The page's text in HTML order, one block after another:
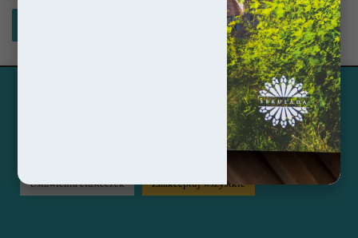
© Copyright 2014 - 2026, All Rights Reserved by sekulada.com
PinterestInstagram
Ta strona korzysta z ciasteczek, aby świadczyć usługi na
najwyższym poziomie. Klikając opcję "Zaakceptuj wszystkie"
zgadzasz się na użycie wszystkich ciasteczek. Możesz również
przejść do "Ustawień Ciasteczek", aby zgodzić się tylko na
Czytaj więcej...
Ustawienia ciasteczek Zaakceptuj wszystkie